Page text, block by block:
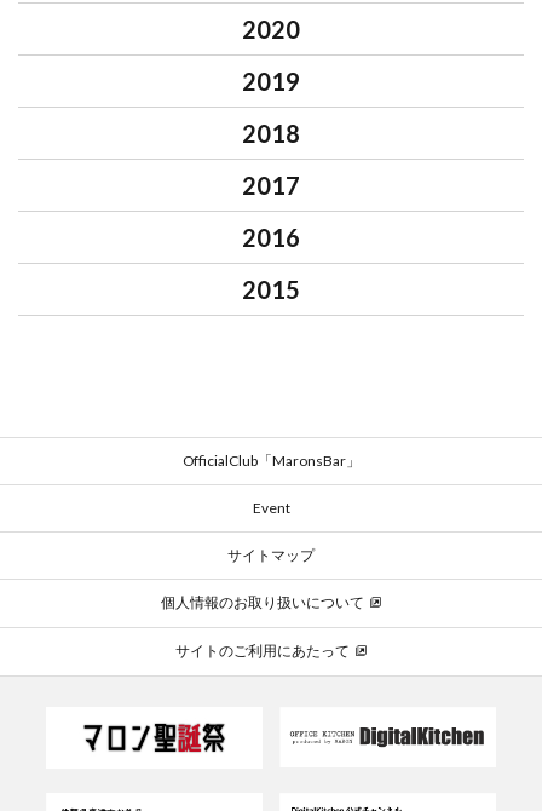
2020
2019
2018
2017
2016
2015
OfficialClub「MaronsBar」
Event
サイトマップ
個人情報のお取り扱いについて
サイトのご利用にあたって